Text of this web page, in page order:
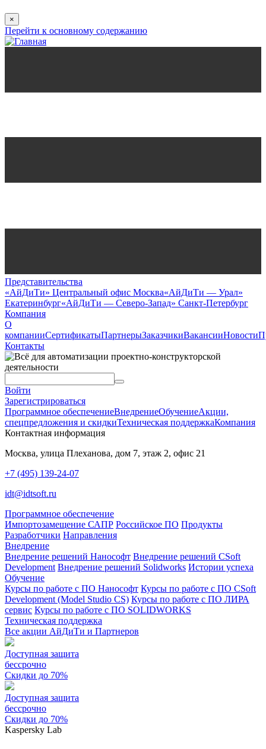
×
Перейти к основному содержанию
Представительства
«АйДиТи» Центральный офис Москва«АйДиТи — Урал»
Екатеринбург«АйДиТи — Северо-Запад» Санкт-Петербург
Компания
О
компанииСертификатыПартнерыЗаказчикиВакансииНовости
Контакты
Войти
Зарегистрироваться
Программное обеспечениеВнедрениеОбучениеАкции,
спецпредложения и скидкиТехническая поддержкаКомпания
Контактная информация
Москва, улица Плеханова, дом 7, этаж 2, офис 21
+7 (495) 139-24-07
idt@idtsoft.ru
Программное обеспечение
Импортозамещение САПР Российское ПО Продукты
Разработчики Направления
Внедрение
Внедрение решений Нанософт Внедрение решений CSoft
Development Внедрение решений Solidworks Истории успеха
Обучение
Курсы по работе с ПО Нанософт Курсы по работе с ПО CSoft
Development (Model Studio CS) Курсы по работе с ПО ЛИРА
сервис Курсы по работе с ПО SOLIDWORKS
Техническая поддержка
Все акции АйДиТи и Партнеров
Доступная защита
бессрочно
Скидки до 70%
Доступная защита
бессрочно
Скидки до 70%
Kaspersky Lab